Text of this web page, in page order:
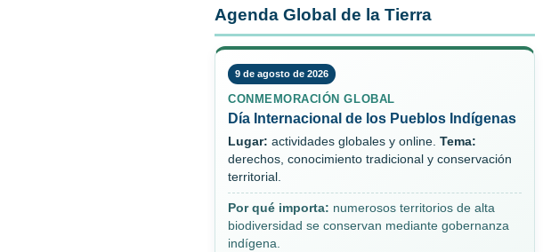
Agenda Global de la Tierra
9 de agosto de 2026
CONMEMORACIÓN GLOBAL
Día Internacional de los Pueblos Indígenas
Lugar: actividades globales y online. Tema:
derechos, conocimiento tradicional y conservación
territorial.
Por qué importa: numerosos territorios de alta
biodiversidad se conservan mediante gobernanza
indígena.